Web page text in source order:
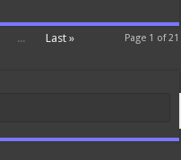
Page 1 of 21
... Last »